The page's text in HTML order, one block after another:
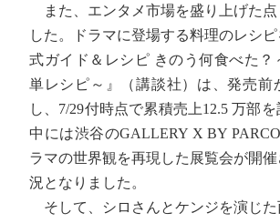
また、エンタメ市場を盛り上げた点
した。ドラマに登場する料理のレシ
式ガイド＆レシピ きのう何食べた？
単レシピ～』（講談社）は、発売前
し、7/29付時点で累積売上12.5 万部
中には渋谷のGALLERY X BY
ラマの世界観を再現した展覧会が開
況となりました。
そして、シロさんとケンジを演じた